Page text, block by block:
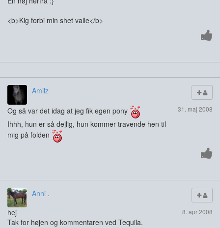
<b>Kig forbi min shet valle</b>
Amilz
31. maj 2008
Og så var det idag at jeg fik egen pony
Ihhh, hun er så dejlig, hun kommer travende hen til
mig på folden
Anni .
8. apr 2008
hej
Tak for højen og kommentaren ved Tequila.